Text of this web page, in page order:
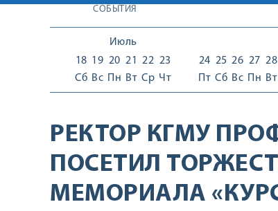
СОБЫТИЯ
Июль
18
Сб
19
Вс
20
Пн
21
Вт
22
Ср
23
Чт
24
Пт
25
Сб
26
Вс
27
Пн
28
Вт
РЕКТОР КГМУ
ПОСЕТИЛ
МЕМОРИАЛА